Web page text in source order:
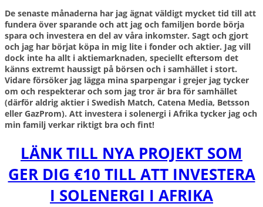
De senaste månaderna har jag ägnat väldigt mycket tid till att
fundera över sparande och att jag och familjen borde börja
spara och investera en del av våra inkomster. Sagt och gjort
och jag har börjat köpa in mig lite i fonder och aktier. Jag vill
dock inte ha allt i aktiemarknaden, speciellt eftersom det
känns extremt haussigt på börsen och i samhället i stort.
Vidare försöker jag lägga mina sparpengar i grejer jag tycker
om och respekterar och som jag tror är bra för samhället
(därför aldrig aktier i Swedish Match, Catena Media, Betsson
eller GazProm). Att investera i solenergi i Afrika tycker jag och
min familj verkar riktigt bra och fint!
LÄNK TILL NYA PROJEKT SOM
GER DIG €10 TILL ATT INVESTERA
I SOLENERGI I AFRIKA